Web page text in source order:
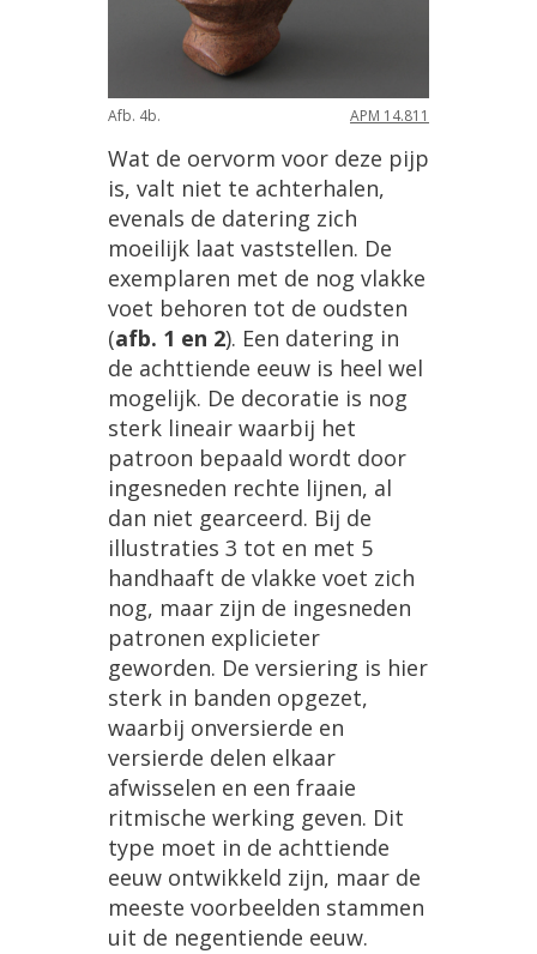
Afb. 4b. APM 14.811
Wat de oervorm voor deze pijp
is, valt niet te achterhalen,
evenals de datering zich
moeilijk laat vaststellen. De
exemplaren met de nog vlakke
voet behoren tot de oudsten
(afb. 1 en 2). Een datering in
de achttiende eeuw is heel wel
mogelijk. De decoratie is nog
sterk lineair waarbij het
patroon bepaald wordt door
ingesneden rechte lijnen, al
dan niet gearceerd. Bij de
illustraties 3 tot en met 5
handhaaft de vlakke voet zich
nog, maar zijn de ingesneden
patronen explicieter
geworden. De versiering is hier
sterk in banden opgezet,
waarbij onversierde en
versierde delen elkaar
afwisselen en een fraaie
ritmische werking geven. Dit
type moet in de achttiende
eeuw ontwikkeld zijn, maar de
meeste voorbeelden stammen
uit de negentiende eeuw.